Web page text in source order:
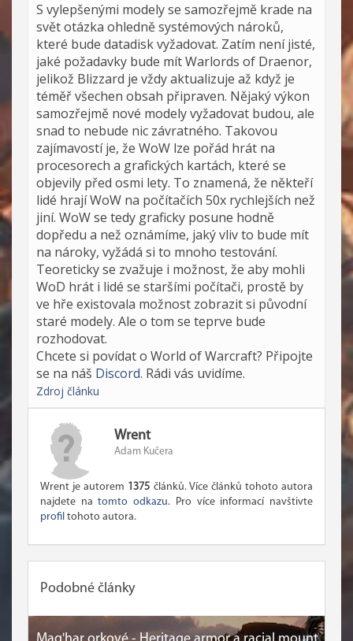
S vylepšenými modely se samozřejmě krade na
svět otázka ohledně systémových nároků,
které bude datadisk vyžadovat. Zatím není jisté,
jaké požadavky bude mít Warlords of Draenor,
jelikož Blizzard je vždy aktualizuje až když je
téměř všechen obsah připraven. Nějaký výkon
samozřejmě nové modely vyžadovat budou, ale
snad to nebude nic závratného. Takovou
zajímavostí je, že WoW lze pořád hrát na
procesorech a grafických kartách, které se
objevily před osmi lety. To znamená, že někteří
lidé hrají WoW na počítačích 50x rychlejších než
jiní. WoW se tedy graficky posune hodně
dopředu a než oznámíme, jaký vliv to bude mít
na nároky, vyžádá si to mnoho testování.
Teoreticky se zvažuje i možnost, že aby mohli
WoD hrát i lidé se staršími počítači, prostě by
ve hře existovala možnost zobrazit si původní
staré modely. Ale o tom se teprve bude
rozhodovat.
Chcete si povídat o World of Warcraft? Připojte
se na náš Discord. Rádi vás uvidíme.
Zdroj článku
Wrent
Adam Kučera
Wrent je autorem 1375 článků. Více článků tohoto autora
najdete natomto odkazu. Pro více informací navštivte
profil tohoto autora.
Podobné články